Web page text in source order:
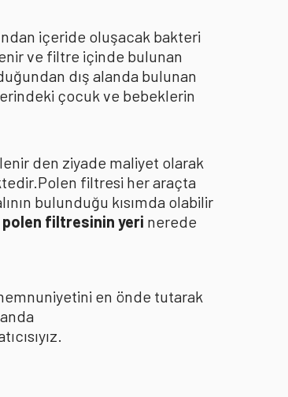
içeride oluşacak bakteri
ve filtre içinde bulunan
dış alanda bulunan
çocuk ve bebeklerin
den ziyade maliyet olarak
filtresi her araçta
bulunduğu kısımda olabilir
polen filtresinin yeri nerede
en önde tutarak